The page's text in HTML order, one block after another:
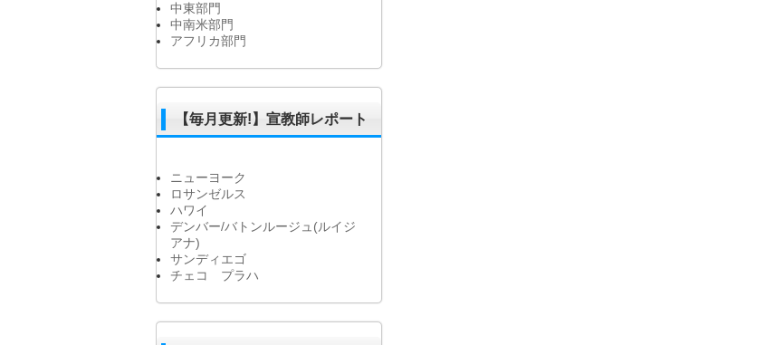
中東部門
中南米部門
アフリカ部門
【毎月更新!】宣教師レポート
ニューヨーク
ロサンゼルス
ハワイ
デンバー/バトンルージュ(ルイジ
アナ)
サンディエゴ
チェコ プラハ